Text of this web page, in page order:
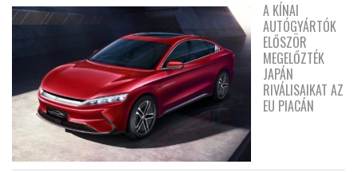
A KÍNAI
AUTÓGYÁRTÓK
ELŐSZÖR
MEGELŐZTÉK
JAPÁN
RIVÁLISAIKAT AZ
EU PIACÁN